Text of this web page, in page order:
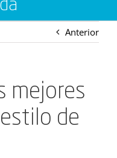
Anterior
mejores
de